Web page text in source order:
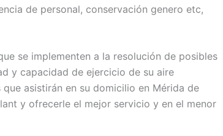
de personal, conservación genero etc,
se implementen a la resolución de posibles
y capacidad de ejercicio de su aire
asistirán en su domicilio en Mérida de
y ofrecerle el mejor servicio y en el menor